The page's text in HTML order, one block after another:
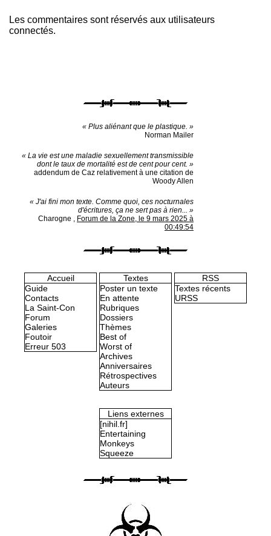
Les commentaires sont réservés aux utilisateurs
connectés.
« Plus aliénant que le plastique. »
Norman Mailer
« La vie est une maladie sexuellement transmissible
dont le taux de mortalité est de cent pour cent. »
addendum de Caz relativement à une citation de
Woody Allen
« J'ai fini mon texte. Comme quoi, ces nocturnales
d'écritures, ça ne sert pas à rien... »
Charogne , Forum de la Zone, le 9 mars 2025 à
00:49:54
Accueil
Guide
Contacts
La Saint-Con
Forum
Galeries
Foutoir
Erreur 503
Textes
Poster un texte
En attente
Rubriques
Dossiers
Thèmes
Best of
Worst of
Archives
Anniversaires
Rétrospectives
Auteurs
RSS
Textes récents
URSS
Liens externes
[nihil.fr]
Entertaining
Monkeys
Squeeze